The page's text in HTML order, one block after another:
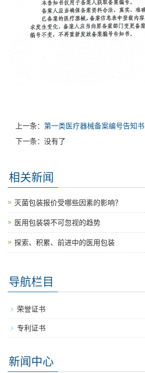
上一条： 第一类医疗器械备案编号告知书
下一条：没有了
相关新闻
灭菌包装报价受哪些因素的影响？
医用包装袋不可忽视的趋势
探索、积累、前进中的医用包装
导航栏目
荣誉证书
专利证书
新闻中心